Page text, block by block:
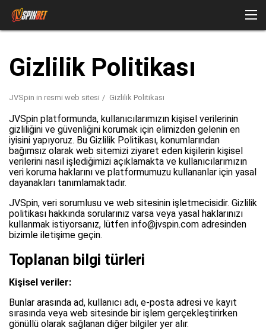
Gizlilik Politikası
JVSpin in resmi web sitesi Gizlilik Politikası
JVSpin platformunda, kullanıcılarımızın kişisel verilerinin
gizliliğini ve güvenliğini korumak için elimizden gelenin en
iyisini yapıyoruz. Bu Gizlilik Politikası, konumlarından
bağımsız olarak web sitemizi ziyaret eden kişilerin kişisel
verilerini nasıl işlediğimizi açıklamakta ve kullanıcılarımızın
veri koruma haklarını ve platformumuzu kullananlar için yasal
dayanakları tanımlamaktadır.
JVSpin, veri sorumlusu ve web sitesinin işletmecisidir. Gizlilik
politikası hakkında sorularınız varsa veya yasal haklarınızı
kullanmak istiyorsanız, lütfen info@jvspin.com adresinden
bizimle iletişime geçin.
Toplanan bilgi türleri
Kişisel veriler:
Bunlar arasında ad, kullanıcı adı, e-posta adresi ve kayıt
sırasında veya web sitesinde bir işlem gerçekleştirirken
gönüllü olarak sağlanan diğer bilgiler yer alır.